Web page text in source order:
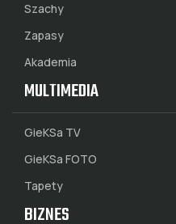
Szachy
Zapasy
Akademia
MULTIMEDIA
GieKSa TV
GieKSa FOTO
Tapety
BIZNES